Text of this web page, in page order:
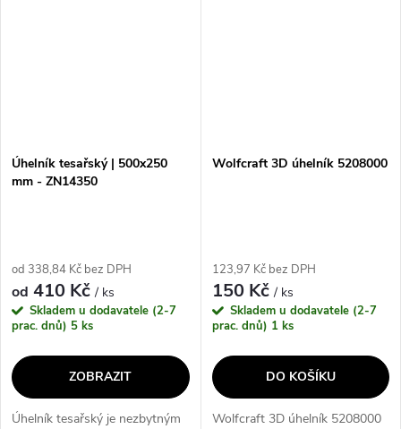
Úhelník tesařský | 500x250
mm - ZN14350
od 338,84 Kč bez DPH
od 410 Kč/ ks
Skladem u dodavatele (2-7
prac. dnů) 5 ks
ZOBRAZIT
Úhelník tesařský je nezbytným
Wolfcraft 3D úhelník 5208000
123,97 Kč bez DPH
150 Kč/ ks
Skladem u dodavatele (2-7
prac. dnů) 1 ks
DO KOŠÍKU
Wolfcraft 3D úhelník 5208000